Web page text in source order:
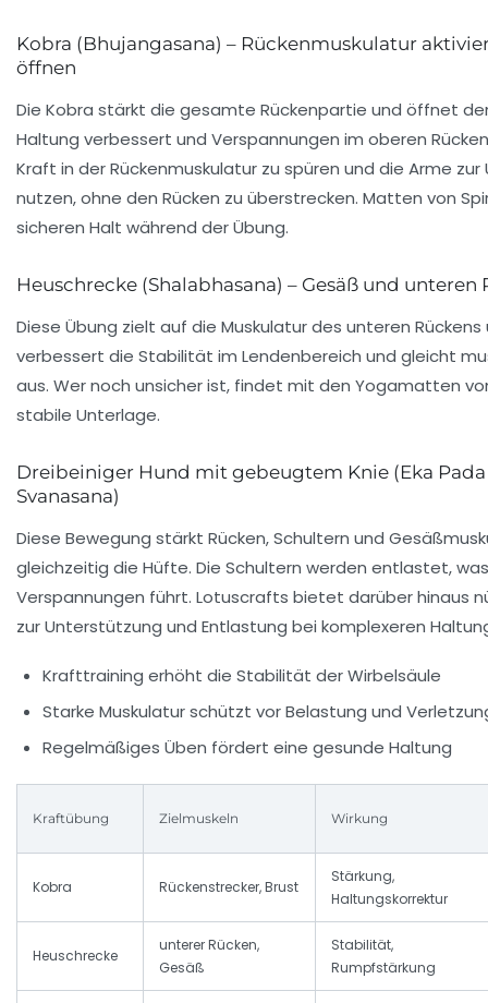
Kobra (Bhujangasana) – Rückenmuskulatur
öffnen
Die Kobra stärkt die gesamte Rückenpartie und öffnet
Haltung verbessert und Verspannungen im oberen
Kraft in der Rückenmuskulatur zu spüren und die Arme
nutzen, ohne den Rücken zu überstrecken. Matten von
sicheren Halt während der Übung.
Heuschrecke (Shalabhasana) – Gesäß und
Diese Übung zielt auf die Muskulatur des unteren
verbessert die Stabilität im Lendenbereich und gleicht
aus. Wer noch unsicher ist, findet mit den Yogamatten
stabile Unterlage.
Dreibeiniger Hund mit gebeugtem Knie (Eka
Svanasana)
Diese Bewegung stärkt Rücken, Schultern und
gleichzeitig die Hüfte. Die Schultern werden entlastet,
Verspannungen führt. Lotuscrafts bietet darüber hinaus
zur Unterstützung und Entlastung bei komplexeren
Krafttraining erhöht die Stabilität der Wirbelsäule
Starke Muskulatur schützt vor Belastung und
Regelmäßiges Üben fördert eine gesunde Haltung
Kraftübung Zielmuskeln Wirkung
Kobra Rückenstrecker, Brust
Stärkung,
Haltungskorrektur
Heuschrecke
unterer Rücken,
Gesäß
Stabilität,
Rumpfstärkung